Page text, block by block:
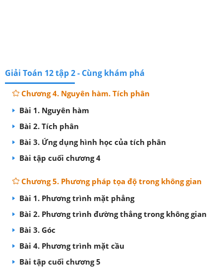
Giải Toán 12 tập 2 - Cùng khám phá
Chương 4. Nguyên hàm. Tích phân
Bài 1. Nguyên hàm
Bài 2. Tích phân
Bài 3. Ứng dụng hình học của tích phân
Bài tập cuối chương 4
Chương 5. Phương pháp tọa độ trong không gian
Bài 1. Phương trình mặt phẳng
Bài 2. Phương trình đường thẳng trong không gian
Bài 3. Góc
Bài 4. Phương trình mặt cầu
Bài tập cuối chương 5